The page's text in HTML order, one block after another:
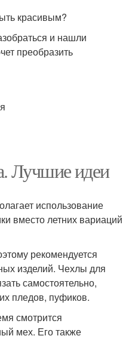
красивым?
и нашли
преобразить
Лучшие идеи
использование
вместо летних вариаций
рекомендуется
изделий. Чехлы для
самостоятельно,
пледов, пуфиков.
смотрится
мех. Его также